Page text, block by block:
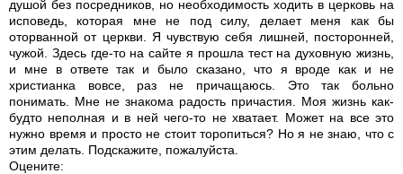
душой без посредников, но необходимость ходить в церковь на
исповедь, которая мне не под силу, делает меня как бы
оторванной от церкви. Я чувствую себя лишней, посторонней,
чужой. Здесь где-то на сайте я прошла тест на духовную жизнь,
и мне в ответе так и было сказано, что я вроде как и не
христианка вовсе, раз не причащаюсь. Это так больно
понимать. Мне не знакома радость причастия. Моя жизнь как-
будто неполная и в ней чего-то не хватает. Может на все это
нужно время и просто не стоит торопиться? Но я не знаю, что с
этим делать. Подскажите, пожалуйста.
Оцените: